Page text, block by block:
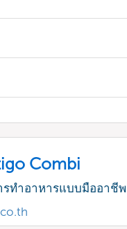
Combi
รทำอาหารแบบมืออาชีพ